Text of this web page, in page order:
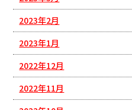
2023年2月
2023年1月
2022年12月
2022年11月